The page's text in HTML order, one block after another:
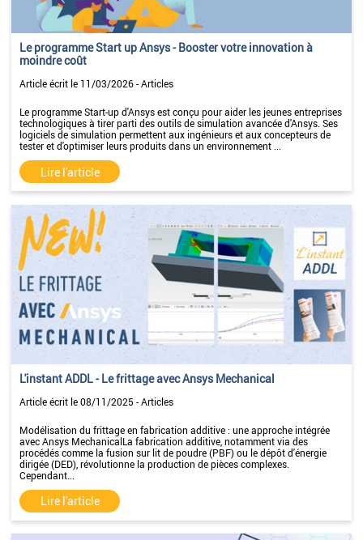
Le programme Start up Ansys - Booster votre innovation à
moindre coût
Article écrit le 11/03/2026 - Articles
Le programme Start-up d'Ansys est conçu pour aider les jeunes entreprises
technologiques à tirer parti des outils de simulation avancée d'Ansys. Ses
logiciels de simulation permettent aux ingénieurs et aux concepteurs de
tester et d'optimiser leurs produits dans un environnement ...
Lire l'article
L'instant ADDL - Le frittage avec Ansys Mechanical
Article écrit le 08/11/2025 - Articles
Modélisation du frittage en fabrication additive : une approche intégrée
avec Ansys MechanicalLa fabrication additive, notamment via des
procédés comme la fusion sur lit de poudre (PBF) ou le dépôt d'énergie
dirigée (DED), révolutionne la production de pièces complexes.
Cependant...
Lire l'article